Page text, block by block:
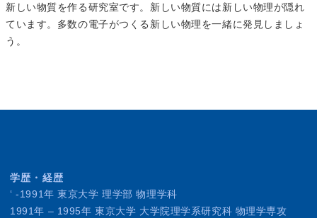
新しい物質を作る研究室です。新しい物質には新しい物理が隠れ
ています。多数の電子がつくる新しい物理を一緒に発見しましょ
う。
学歴・経歴
‘ -1991年 東京大学 理学部 物理学科
1991年 – 1995年 東京大学 大学院理学系研究科 物理学専攻